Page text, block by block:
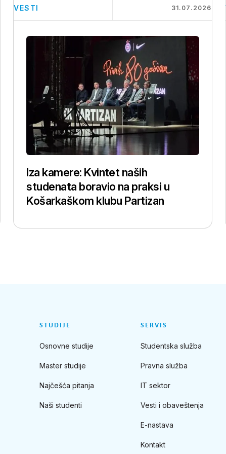
VESTI 31.07.2026
Iza kamere: Kvintet naših
studenata boravio na praksi u
Košarkaškom klubu Partizan
STUDIJE
Osnovne studije
Master studije
Najčešća pitanja
Naši studenti
SERVIS
Studentska služba
Pravna služba
IT sektor
Vesti i obaveštenja
E-nastava
Kontakt